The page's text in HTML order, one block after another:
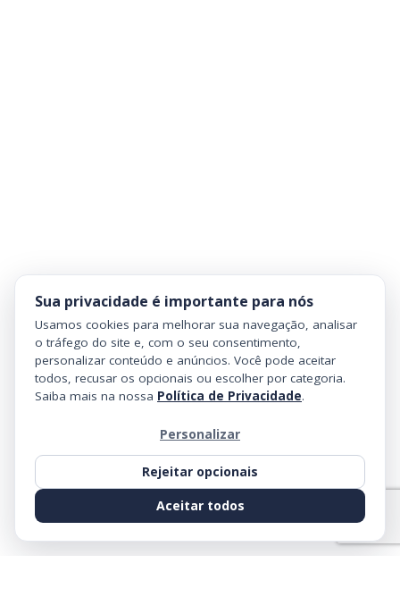
Sua privacidade é importante para nós
Usamos cookies para melhorar sua navegação, analisar
o tráfego do site e, com o seu consentimento,
personalizar conteúdo e anúncios. Você pode aceitar
todos, recusar os opcionais ou escolher por categoria.
Saiba mais na nossa Política de Privacidade.
Personalizar
Rejeitar opcionais
Aceitar todos